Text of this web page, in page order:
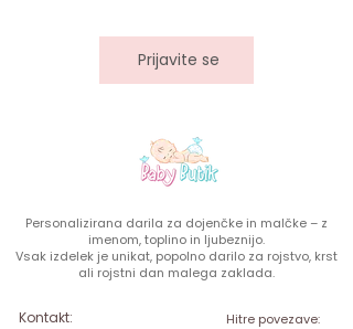
Prijavite se
Personalizirana darila za dojenčke in malčke – z
imenom, toplino in ljubeznijo.
Vsak izdelek je unikat, popolno darilo za rojstvo, krst
ali rojstni dan malega zaklada.
Kontakt: Hitre povezave: